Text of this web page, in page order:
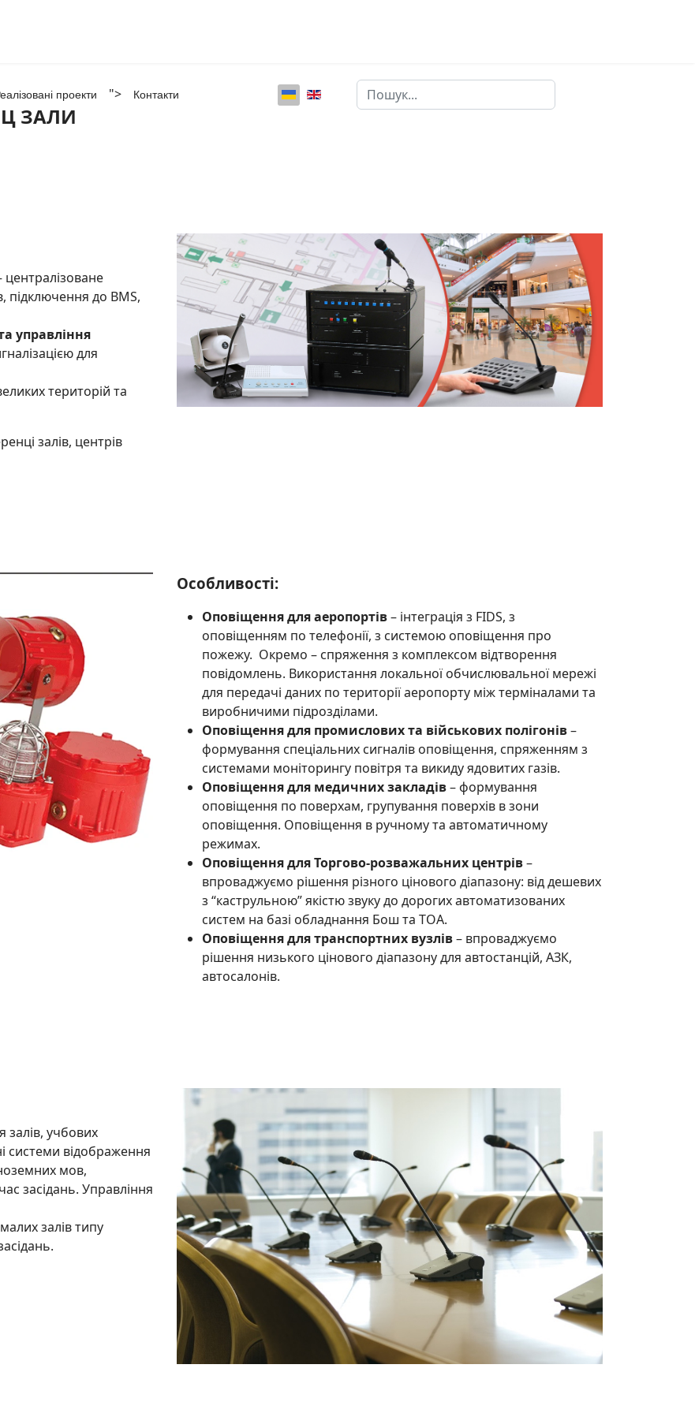
проекти "> Контакти
Пошук
ЗАЛИ
централізоване
підключення до BMS,
управління
для
територій та
залів, центрів
Особливості:
Оповіщення для аеропортів– інтеграція з FIDS, з
оповіщенням по телефонії, з системою оповіщення про
пожежу. Окремо – спряження з комплексом відтворення
повідомлень. Використання локальної обчислювальної мережі
для передачі даних по території аеропорту між терміналами та
виробничими підрозділами.
Оповіщення для промислових та військових полігонів–
формування спеціальних сигналів оповіщення, спряженням з
системами моніторингу повітря та викиду ядовитих газів.
Оповіщення для медичних закладів– формування
оповіщення по поверхам, групування поверхів в зони
оповіщення. Оповіщення в ручному та автоматичному
режимах.
Оповіщення для Торгово-розважальних центрів–
впроваджуємо рішення різного цінового діапазону: від дешевих
з “каструльною” якістю звуку до дорогих автоматизованих
систем на базі обладнання Бош та ТОА.
Оповіщення для транспортних вузлів– впроваджуємо
рішення низького цінового діапазону для автостанцій, АЗК,
автосалонів.
залів, учбових
системи відображення
мов,
засідань. Управління
залів типу